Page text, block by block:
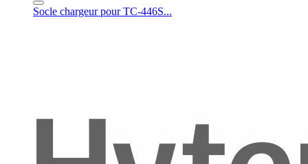
Socle chargeur pour TC-446S...